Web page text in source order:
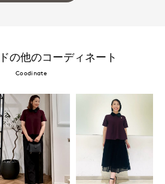
の他のコーディネート
Coodinate